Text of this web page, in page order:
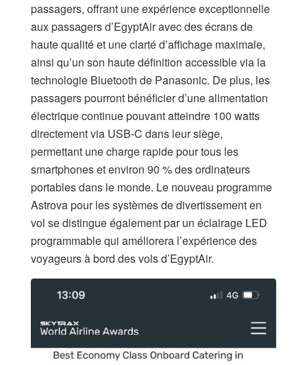
passagers, offrant une expérience exceptionnelle
aux passagers d’EgyptAir avec des écrans de
haute qualité et une clarté d’affichage maximale,
ainsi qu’un son haute définition accessible via la
technologie Bluetooth de Panasonic. De plus, les
passagers pourront bénéficier d’une alimentation
électrique continue pouvant atteindre 100 watts
directement via USB-C dans leur siège,
permettant une charge rapide pour tous les
smartphones et environ 90 % des ordinateurs
portables dans le monde. Le nouveau programme
Astrova pour les systèmes de divertissement en
vol se distingue également par un éclairage LED
programmable qui améliorera l’expérience des
voyageurs à bord des vols d’EgyptAir.